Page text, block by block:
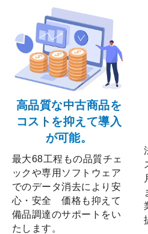
高品質な中古商品を
コストを抑えて導入
が可能。
最大68工程もの品質チェ
ックや専用ソフトウェア
でのデータ消去により安
心・安全 価格も抑えて
備品調達のサポートをい
たします。